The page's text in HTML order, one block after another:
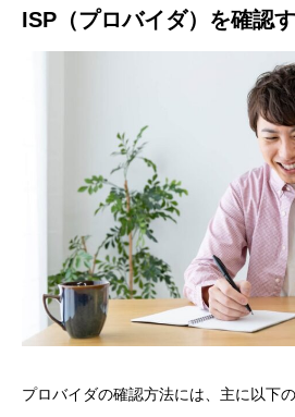
ISP（プロバイダ）を確認
プロバイダの確認方法には、主に以下